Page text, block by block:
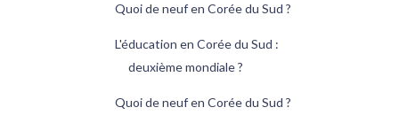
Quoi de neuf en Corée du Sud ?
L'éducation en Corée du Sud :
deuxième mondiale ?
Quoi de neuf en Corée du Sud ?